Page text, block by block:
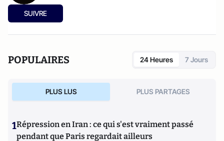
SUIVRE
POPULAIRES 24 Heures 7 Jours
PLUS LUS PLUS PARTAGES
1Répression en Iran : ce qui s'est vraiment passé
pendant que Paris regardait ailleurs